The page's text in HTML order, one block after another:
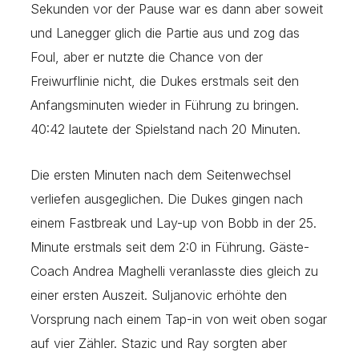
Sekunden vor der Pause war es dann aber soweit
und Lanegger glich die Partie aus und zog das
Foul, aber er nutzte die Chance von der
Freiwurflinie nicht, die Dukes erstmals seit den
Anfangsminuten wieder in Führung zu bringen.
40:42 lautete der Spielstand nach 20 Minuten.
Die ersten Minuten nach dem Seitenwechsel
verliefen ausgeglichen. Die Dukes gingen nach
einem Fastbreak und Lay-up von Bobb in der 25.
Minute erstmals seit dem 2:0 in Führung. Gäste-
Coach Andrea Maghelli veranlasste dies gleich zu
einer ersten Auszeit. Suljanovic erhöhte den
Vorsprung nach einem Tap-in von weit oben sogar
auf vier Zähler. Stazic und Ray sorgten aber